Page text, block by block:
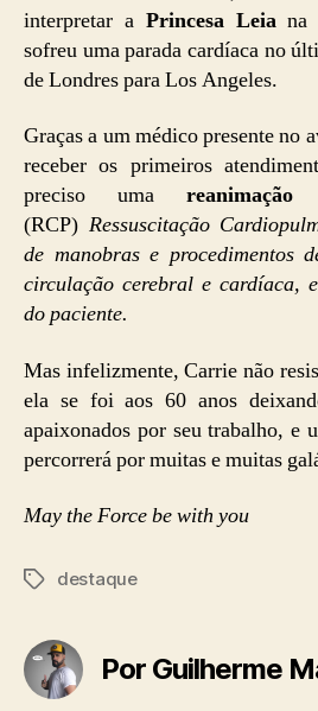
interpretar a Princesa Leiana
sofreu uma parada cardíaca no
de Londres para Los Angeles.
Graças a um médico presente no
receber os primeiros
preciso uma reanimação
(RCP) Ressuscitação
de manobras e procedimentos
circulação cerebral e cardíaca,
do paciente.
Mas infelizmente, Carrie não
ela se foi aos 60 anos
apaixonados por seu trabalho, e
percorrerá por muitas e muitas
May the Force be with you
Tagsdestaque
Por Guilherme